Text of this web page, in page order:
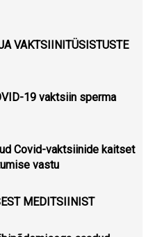
VAKTSIINITÜSISTUSTE
19 vaktsiin sperma
Covid-vaktsiinide kaitset
vastu
MEDITSIINIST